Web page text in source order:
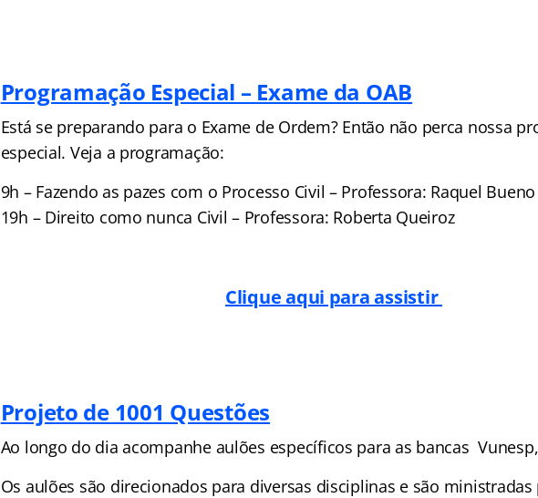
Programação Especial – Exame da OAB
Está se preparando para o Exame de Ordem? Então não perca nossa
especial. Veja a programação:
9h – Fazendo as pazes com o Processo Civil – Professora: Raquel Bueno
19h – Direito como nunca Civil – Professora: Roberta Queiroz
Clique aqui para assistir
Projeto de 1001 Questões
Ao longo do dia acompanhe aulões específicos para as bancas Vunesp,
Os aulões são direcionados para diversas disciplinas e são